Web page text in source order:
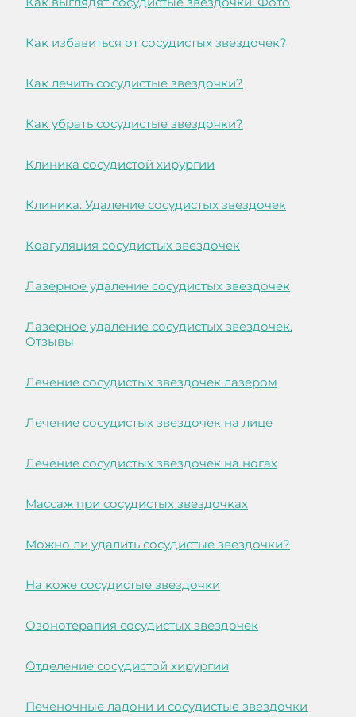
Как избавиться от сосудистых звездочек?
Как лечить сосудистые звездочки?
Как убрать сосудистые звездочки?
Клиника сосудистой хирургии
Клиника. Удаление сосудистых звездочек
Коагуляция сосудистых звездочек
Лазерное удаление сосудистых звездочек
Лазерное удаление сосудистых звездочек.
Отзывы
Лечение сосудистых звездочек лазером
Лечение сосудистых звездочек на лице
Лечение сосудистых звездочек на ногах
Массаж при сосудистых звездочках
Можно ли удалить сосудистые звездочки?
На коже сосудистые звездочки
Озонотерапия сосудистых звездочек
Отделение сосудистой хирургии
Печеночные ладони и сосудистые звездочки